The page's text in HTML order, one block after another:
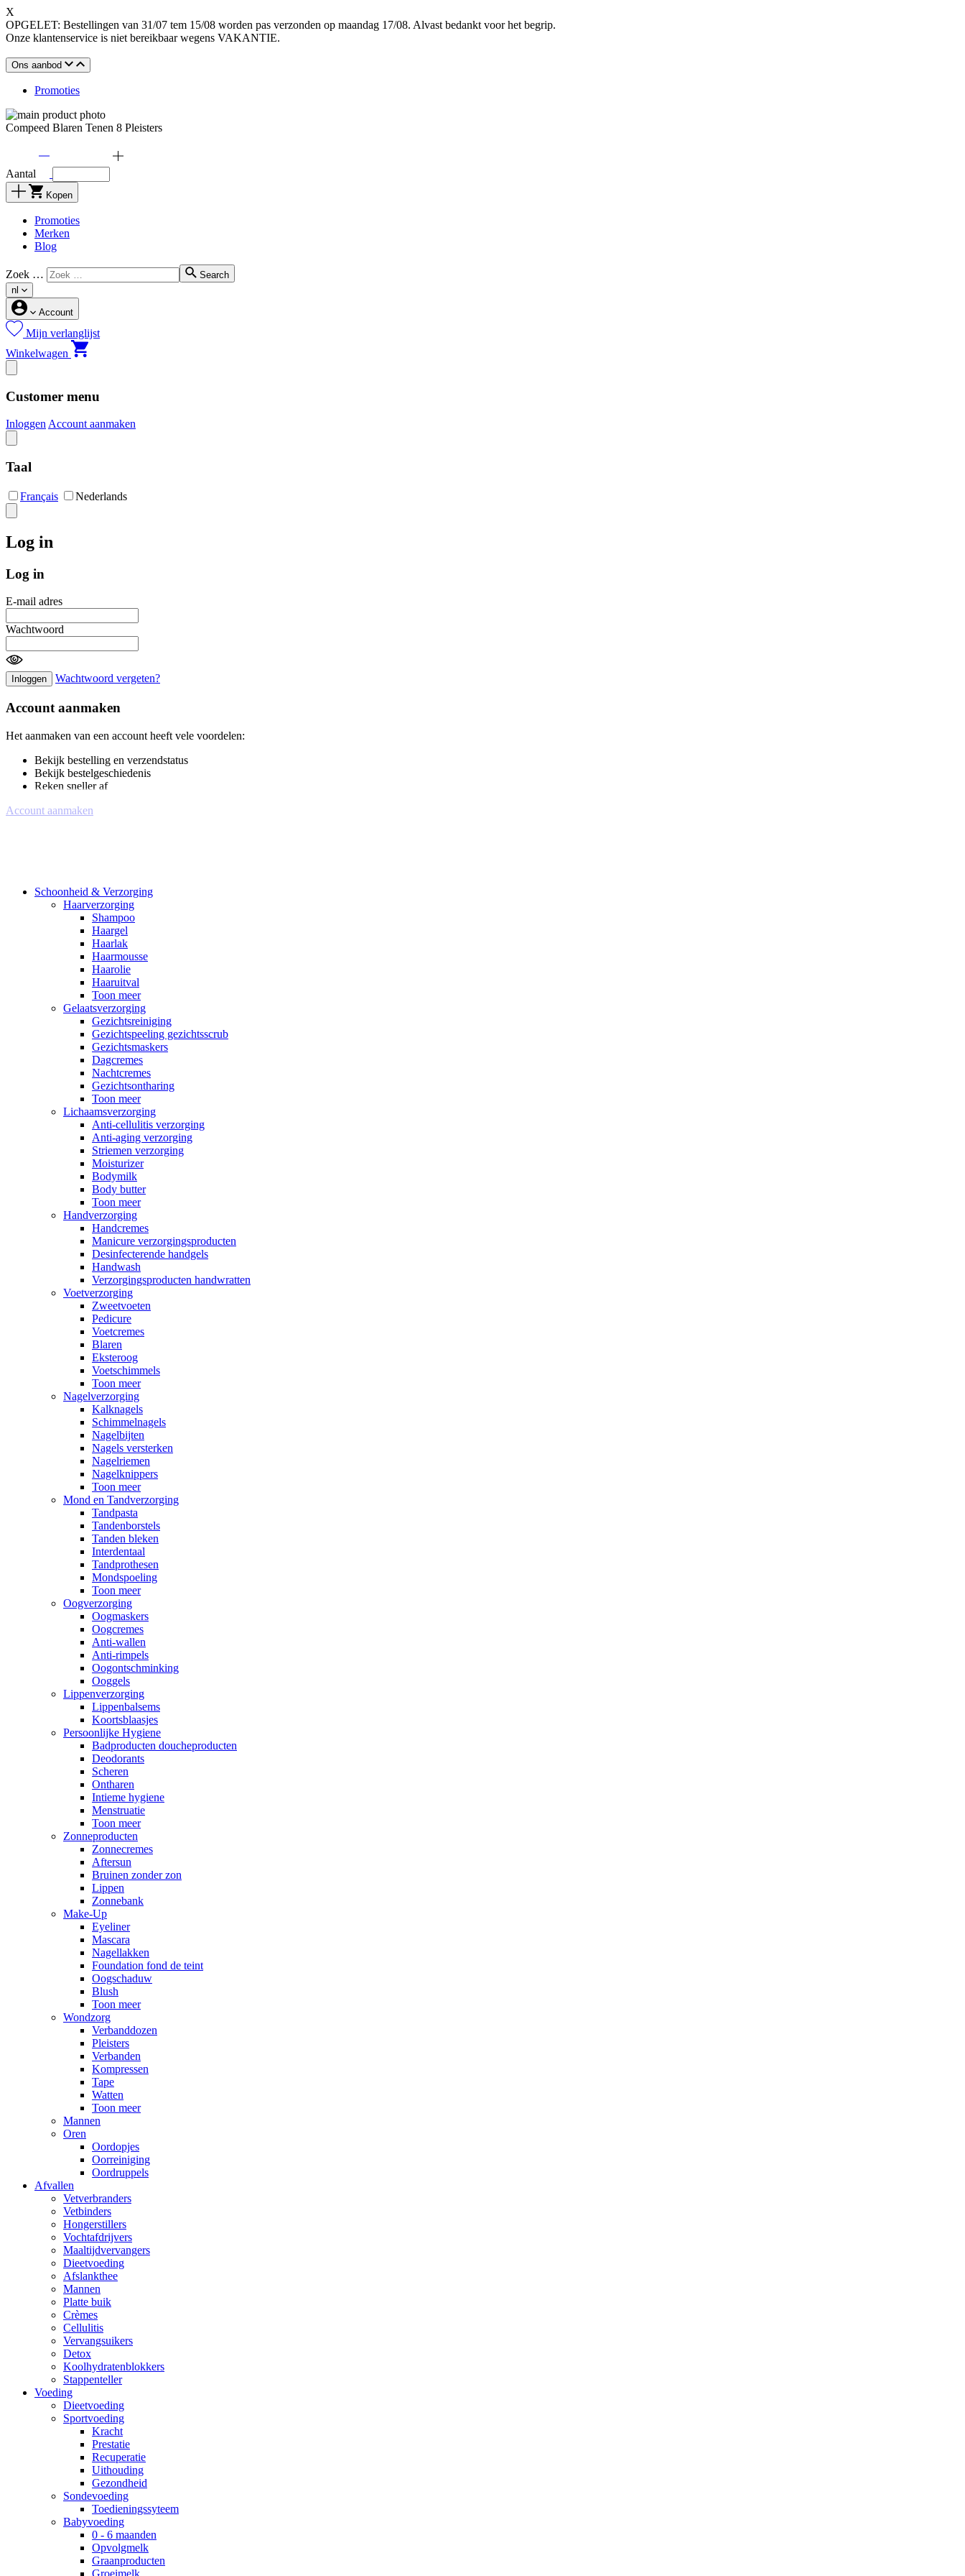
X
OPGELET: Bestellingen van 31/07 tem 15/08 worden pas verzonden op maandag 17/08. Alvast bedankt voor het begrip.
Onze klantenservice is niet bereikbaar wegens VAKANTIE.
Ons aanbod
Promoties
Compeed Blaren Tenen 8 Pleisters
Aantal
Kopen
Promoties
Merken
Blog
Zoek …
Search
nl
Account
Mijn verlanglijst
Winkelwagen
Customer menu
InloggenAccount aanmaken
Taal
Français Nederlands
Log in
Log in
E-mail adres
Wachtwoord
Inloggen Wachtwoord vergeten?
Account aanmaken
Het aanmaken van een account heeft vele voordelen:
Bekijk bestelling en verzendstatus
Bekijk bestelgeschiedenis
Reken sneller af
Account aanmaken
Schoonheid & Verzorging
Haarverzorging
Shampoo
Haargel
Haarlak
Haarmousse
Haarolie
Haaruitval
Toon meer
Gelaatsverzorging
Gezichtsreiniging
Gezichtspeeling gezichtsscrub
Gezichtsmaskers
Dagcremes
Nachtcremes
Gezichtsontharing
Toon meer
Lichaamsverzorging
Anti-cellulitis verzorging
Anti-aging verzorging
Striemen verzorging
Moisturizer
Bodymilk
Body butter
Toon meer
Handverzorging
Handcremes
Manicure verzorgingsproducten
Desinfecterende handgels
Handwash
Verzorgingsproducten handwratten
Voetverzorging
Zweetvoeten
Pedicure
Voetcremes
Blaren
Eksteroog
Voetschimmels
Toon meer
Nagelverzorging
Kalknagels
Schimmelnagels
Nagelbijten
Nagels versterken
Nagelriemen
Nagelknippers
Toon meer
Mond en Tandverzorging
Tandpasta
Tandenborstels
Tanden bleken
Interdentaal
Tandprothesen
Mondspoeling
Toon meer
Oogverzorging
Oogmaskers
Oogcremes
Anti-wallen
Anti-rimpels
Oogontschminking
Ooggels
Lippenverzorging
Lippenbalsems
Koortsblaasjes
Persoonlijke Hygiene
Badproducten doucheproducten
Deodorants
Scheren
Ontharen
Intieme hygiene
Menstruatie
Toon meer
Zonneproducten
Zonnecremes
Aftersun
Bruinen zonder zon
Lippen
Zonnebank
Make-Up
Eyeliner
Mascara
Nagellakken
Foundation fond de teint
Oogschaduw
Blush
Toon meer
Wondzorg
Verbanddozen
Pleisters
Verbanden
Kompressen
Tape
Watten
Toon meer
Mannen
Oren
Oordopjes
Oorreiniging
Oordruppels
Afvallen
Vetverbranders
Vetbinders
Hongerstillers
Vochtafdrijvers
Maaltijdvervangers
Dieetvoeding
Afslankthee
Mannen
Platte buik
Crèmes
Cellulitis
Vervangsuikers
Detox
Koolhydratenblokkers
Stappenteller
Voeding
Dieetvoeding
Sportvoeding
Kracht
Prestatie
Recuperatie
Uithouding
Gezondheid
Sondevoeding
Toedieningssyteem
Babyvoeding
0 - 6 maanden
Opvolgmelk
Graanproducten
Groeimelk